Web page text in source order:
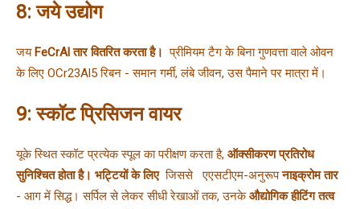
8: जये उद्योग
जय FeCrAl तार वितरित करता है। प्रीमियम टैग के बिना गुणवत्ता वाले ओवन
के लिए OCr23Al5 रिबन - समान गर्मी, लंबे जीवन, उस पैमाने पर मात्रा में।
9: स्कॉट प्रिसिजन वायर
यूके स्थित स्कॉट प्रत्येक स्पूल का परीक्षण करता है, ऑक्सीकरण प्रतिरोध
सुनिश्चित होता है। भट्टियों के लिए जिससे एएसटीएम-अनुरूप
नाइक्रोम तार
- आग में सिद्ध। सर्पिल से लेकर सीधी रेखाओं तक, उनके
औद्योगिक हीटिंग तत्व